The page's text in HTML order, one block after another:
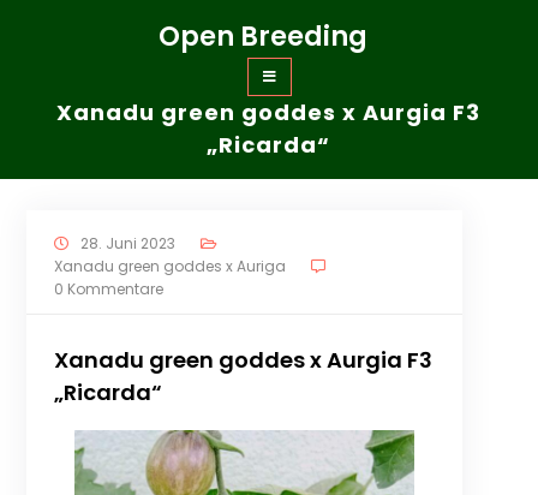
Open Breeding
Xanadu green goddes x Aurgia F3
„Ricarda“
28. Juni 2023
Xanadu green goddes x Auriga
0 Kommentare
Xanadu green goddes x Aurgia F3
„Ricarda“